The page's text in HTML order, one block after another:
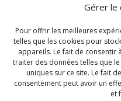
Gérer le
Pour offrir les meilleures
telles que les cookies pour
appareils. Le fait de consentir
traiter des données telles que
uniques sur ce site. Le fait
consentement peut avoir un
et
8h00 -
04 67 95